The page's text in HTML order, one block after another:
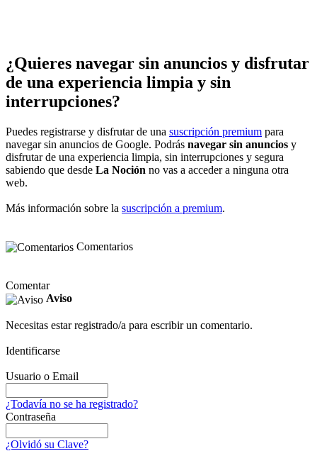
¿Quieres navegar sin anuncios y disfrutar
de una experiencia limpia y sin
interrupciones?
Puedes registrarse y disfrutar de una suscripción premium para
navegar sin anuncios de Google. Podrás navegar sin anuncios y
disfrutar de una experiencia limpia, sin interrupciones y segura
sabiendo que desde La Noción no vas a acceder a ninguna otra
web.
Más información sobre la suscripción a premium.
Comentarios
Comentar
Aviso
Necesitas estar registrado/a para escribir un comentario.
Identificarse
Usuario o Email
¿Todavía no se ha registrado?
Contraseña
¿Olvidó su Clave?